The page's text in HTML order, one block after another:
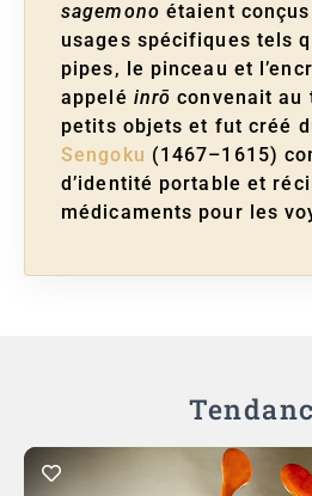
sagemono étaient
usages spécifiques tels
pipes, le pinceau et
appelé inrō convenait au
petits objets et fut créé
Sengoku (1467–1615)
d’identité portable et
médicaments pour les